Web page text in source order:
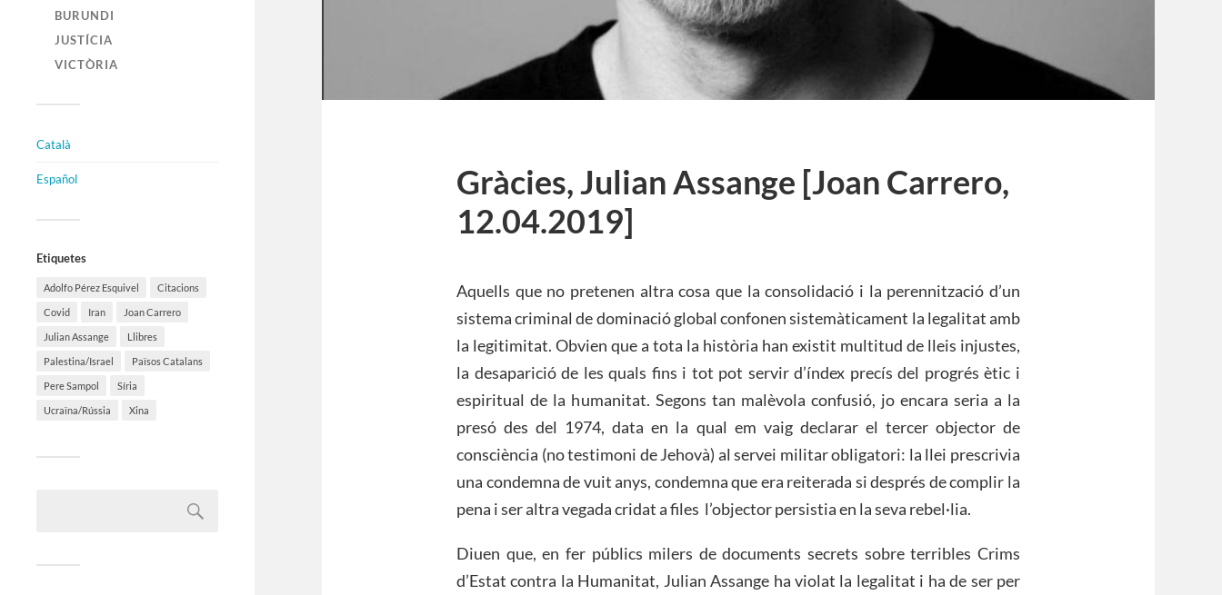
BURUNDI
JUSTÍCIA
VICTÒRIA
Català
Español
Etiquetes
Adolfo Pérez Esquivel Citacions
Covid Iran Joan Carrero
Julian Assange Llibres
Palestina/Israel Països Catalans
Pere Sampol Síria
Ucraïna/Rússia Xina
Gràcies, Julian Assange [Joan Carrero,
12.04.2019]
Aquells que no pretenen altra cosa que la consolidació i la perennització d’un
sistema criminal de dominació global confonen sistemàticament la legalitat amb
la legitimitat. Obvien que a tota la història han existit multitud de lleis injustes,
la desaparició de les quals fins i tot pot servir d’índex precís del progrés ètic i
espiritual de la humanitat. Segons tan malèvola confusió, jo encara seria a la
presó des del 1974, data en la qual em vaig declarar el tercer objector de
consciència (no testimoni de Jehovà) al servei militar obligatori: la llei prescrivia
una condemna de vuit anys, condemna que era reiterada si després de complir la
pena i ser altra vegada cridat a files l’objector persistia en la seva rebel·lia.
Diuen que, en fer públics milers de documents secrets sobre terribles Crims
d’Estat contra la Humanitat, Julian Assange ha violat la legalitat i ha de ser per